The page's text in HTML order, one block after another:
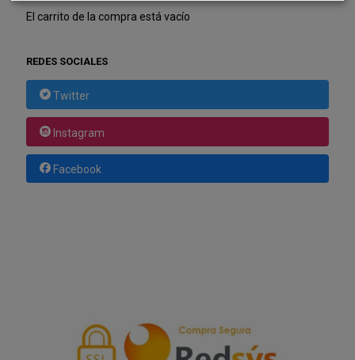
El carrito de la compra está vacío
REDES SOCIALES
Twitter
Instagram
Facebook